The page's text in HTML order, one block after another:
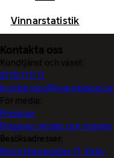
Vinnarstatistik
Kontakta oss
Kundtjänst och växel:
0770-11 11 11
kundservice@svenskaspel.se
För media:
Pressjour
Pressjour vinster och vinnare
Besöksadresser:
Norra Hansegatan 17, Visby